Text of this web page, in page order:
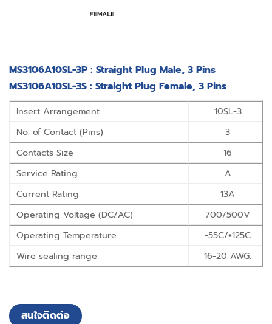
MS3106A10SL-3P : Straight Plug Male, 3 Pins
MS3106A10SL-3S : Straight Plug Female, 3 Pins
Insert Arrangement
10SL-3
No. of Contact (Pins)
3
Contacts Size
16
Service Rating
A
Current Rating
13A
Operating Voltage (DC/AC)
700/500V
Operating Temperature
-55C/+125C
Wire sealing range
16-20 AWG.
สนใจติดต่อ